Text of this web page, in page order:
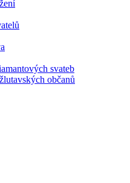
svateb
občanů